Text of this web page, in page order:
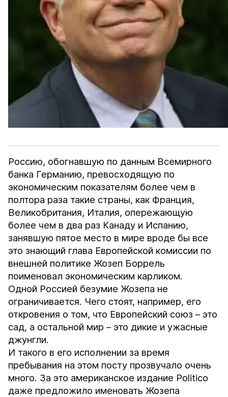
Россию, обогнавшую по данным Всемирного
банка Германию, превосходящую по
экономическим показателям более чем в
полтора раза такие страны, как Франция,
Великобритания, Италия, опережающую
более чем в два раз Канаду и Испанию,
занявшую пятое место в мире вроде бы все
это знающий глава Европейской комиссии по
внешней политике Жозеп Боррель
поименовал экономическим карликом.
Одной Россией безумие Жозепа не
ограничивается. Чего стоят, например, его
откровения о том, что Европейский союз – это
сад, а остальной мир – это дикие и ужасные
джунгли.
И такого в его исполнении за время
пребывания на этом посту прозвучало очень
много. За это американское издание Politico
даже предложило именовать Жозепа